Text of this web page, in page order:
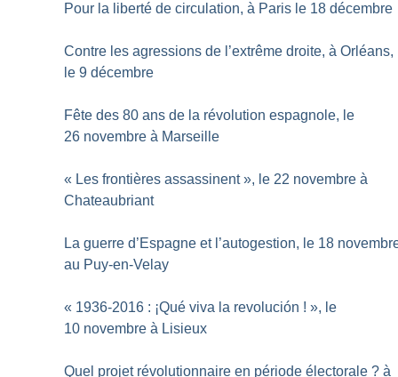
Pour la liberté de circulation, à Paris le 18 décembre
Contre les agressions de l’extrême droite, à Orléans,
le 9 décembre
Fête des 80 ans de la révolution espagnole, le
26 novembre à Marseille
« Les frontières assassinent », le 22 novembre à
Chateaubriant
La guerre d’Espagne et l’autogestion, le 18
au Puy-en-Velay
« 1936-2016 : ¡Qué viva la revolución ! », le
10 novembre à Lisieux
Quel projet révolutionnaire en période électorale ? à